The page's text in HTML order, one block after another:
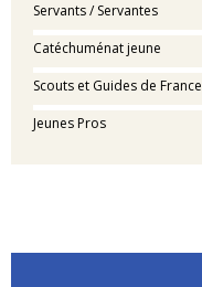
Servants / Servantes
Catéchuménat jeune
Scouts et Guides de France
Jeunes Pros